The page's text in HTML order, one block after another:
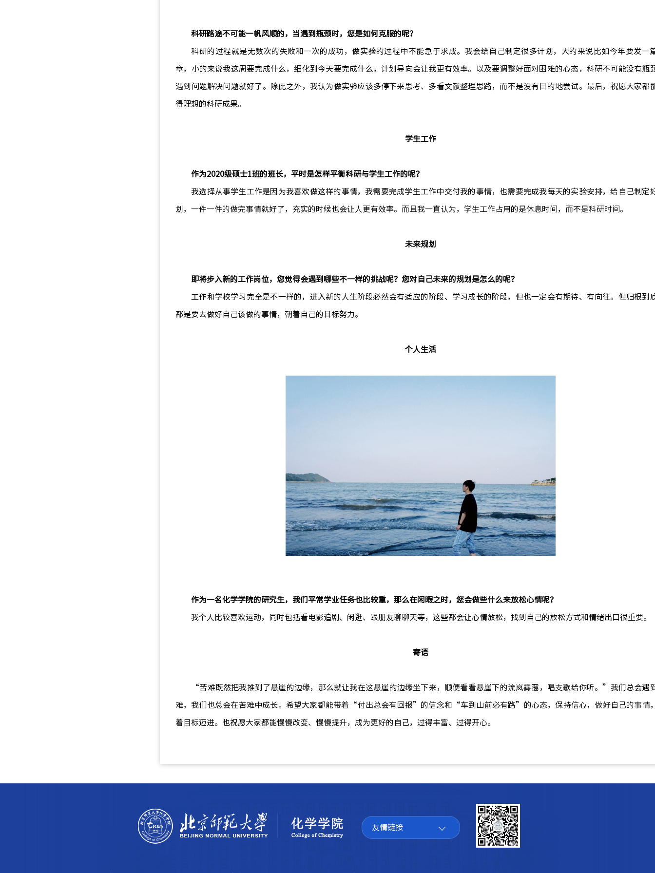
科研路途不可能一帆风顺的，当遇到瓶颈时，您是如何克服的呢？
科研的过程就是无数次的失败和一次的成功，做实验的过程中不能急于求成。我会给自己制定很多计划，大的来说比如今年要发一
章，小的来说我这周要完成什么，细化到今天要完成什么，计划导向会让我更有效率。以及要调整好面对困难的心态，科研不可能没有瓶
遇到问题解决问题就好了。除此之外，我认为做实验应该多停下来思考、多看文献整理思路，而不是没有目的地尝试。最后，祝愿大家都
得理想的科研成果。
学生工作
作为2020级硕士1班的班长，平时是怎样平衡科研与学生工作的呢？
我选择从事学生工作是因为我喜欢做这样的事情，我需要完成学生工作中交付我的事情，也需要完成我每天的实验安排，给自己制定
划，一件一件的做完事情就好了，充实的时候也会让人更有效率。而且我一直认为，学生工作占用的是休息时间，而不是科研时间。
未来规划
即将步入新的工作岗位，您觉得会遇到哪些不一样的挑战呢？您对自己未来的规划是怎么的呢？
工作和学校学习完全是不一样的，进入新的人生阶段必然会有适应的阶段、学习成长的阶段，但也一定会有期待、有向往。但归根到
都是要去做好自己该做的事情，朝着自己的目标努力。
个人生活
作为一名化学学院的研究生，我们平常学业任务也比较重，那么在闲暇之时，您会做些什么来放松心情呢？
我个人比较喜欢运动，同时包括看电影追剧、闲逛、跟朋友聊聊天等，这些都会让心情放松，找到自己的放松方式和情绪出口很重要。
寄语
“苦难既然把我推到了悬崖的边缘，那么就让我在这悬崖的边缘坐下来，顺便看看悬崖下的流岚雾霭，唱支歌给你听。”我们总会遇
难，我们也总会在苦难中成长。希望大家都能带着 “付出总会有回报”的信念和“车到山前必有路”的心态，保持信心，做好自己的事情
着目标迈进。也祝愿大家都能慢慢改变、慢慢提升，成为更好的自己，过得丰富、过得开心。
友情链接